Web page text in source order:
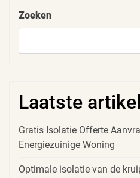
Zoeken
Laatste
Gratis Isolatie Offerte
Energiezuinige Woning
Optimale isolatie van de